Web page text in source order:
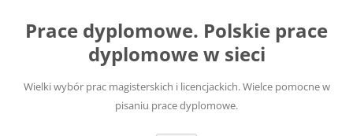
treści
Prace dyplomowe. Polskie prace
dyplomowe w sieci
Wielki wybór prac magisterskich i licencjackich. Wielce pomocne w
pisaniu prace dyplomowe.